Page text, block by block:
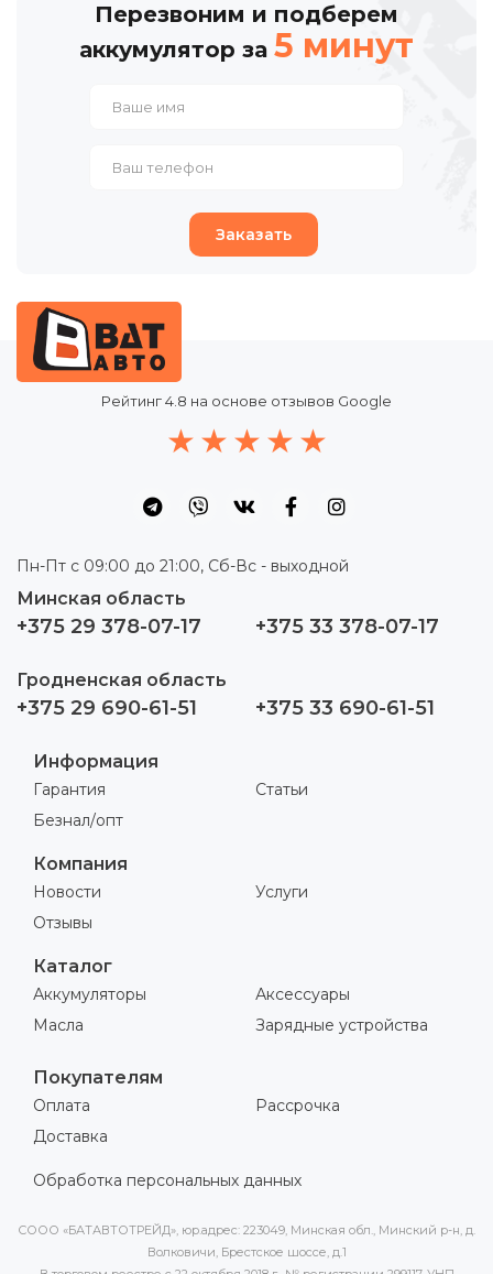
Перезвоним и подберем
аккумулятор за 5 минут
Заказать
Рейтинг4.8 на основе отзывов Google
Пн-Пт с 09:00 до 21:00, Сб-Вс - выходной
Минская область
+375 29 378-07-17 +375 33 378-07-17
Гродненская область
+375 29 690-61-51 +375 33 690-61-51
Информация
Гарантия
Безнал/опт
Статьи
Компания
Новости
Отзывы
Услуги
Каталог
Аккумуляторы
Масла
Аксессуары
Зарядные устройства
Покупателям
Оплата
Доставка
Рассрочка
Обработка персональных данных
СООО «БАТАВТОТРЕЙД», юр.адрес: 223049, Минская обл., Минский р-н, д.
Волковичи, Брестское шоссе, д.1